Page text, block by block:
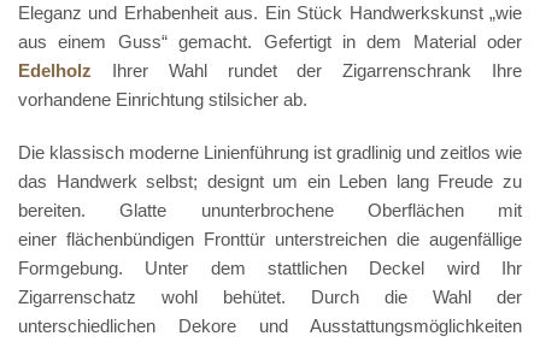
Eleganz und Erhabenheit aus. Ein Stück Handwerkskunst „wie
aus einem Guss“ gemacht. Gefertigt in dem Material oder
Edelholz Ihrer Wahl rundet der Zigarrenschrank Ihre
vorhandene Einrichtung stilsicher ab.
Die klassisch moderne Linienführung ist gradlinig und zeitlos wie
das Handwerk selbst; designt um ein Leben lang Freude zu
bereiten. Glatte ununterbrochene Oberflächen mit
einer flächenbündigen Fronttür unterstreichen die augenfällige
Formgebung. Unter dem stattlichen Deckel wird Ihr
Zigarrenschatz wohl behütet. Durch die Wahl der
unterschiedlichen Dekore und Ausstattungsmöglichkeiten